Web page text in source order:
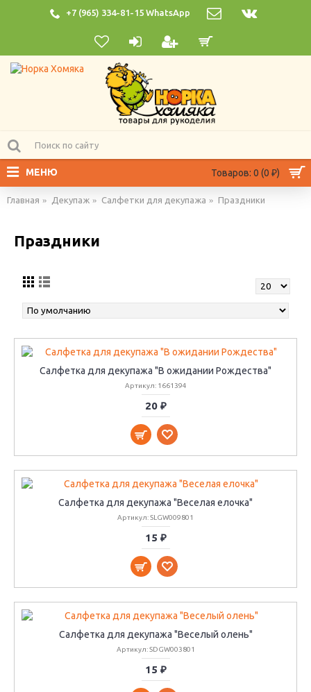
+7 (965) 334-81-15 WhatsApp
Товаров: 0 (0 ₽)
МЕНЮ
Главная Декупаж Салфетки для декупажа Праздники
Праздники
Салфетка для декупажа "В ожидании Рождества"
Артикул: 1661394
20 ₽
Салфетка для декупажа "Веселая елочка"
Артикул: SLGW009801
15 ₽
Салфетка для декупажа "Веселый олень"
Артикул: SDGW003801
15 ₽